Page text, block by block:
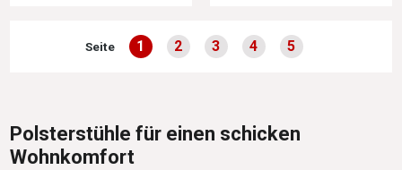
Seite
Seite
1
Seite
2
Seite
3
Seite
4
Seite
5
Polsterstühle für einen schicken
Wohnkomfort